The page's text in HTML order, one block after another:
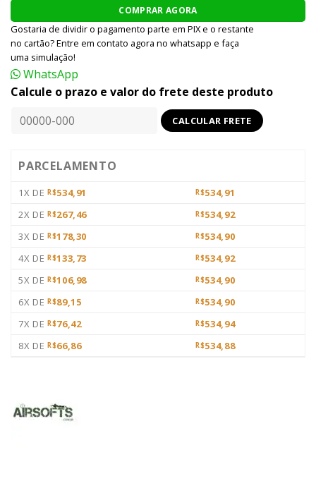
COMPRAR AGORA
Gostaria de dividir o pagamento parte em PIX e o restante
no cartão? Entre em contato agora no whatsapp e faça
uma simulação!
WhatsApp
Calcule o prazo e valor do frete deste produto
PARCELAMENTO
1X DE R$534,91 R$534,91
2X DE R$267,46 R$534,92
3X DE R$178,30 R$534,90
4X DE R$133,73 R$534,92
5X DE R$106,98 R$534,90
6X DE R$89,15 R$534,90
7X DE R$76,42 R$534,94
8X DE R$66,86 R$534,88